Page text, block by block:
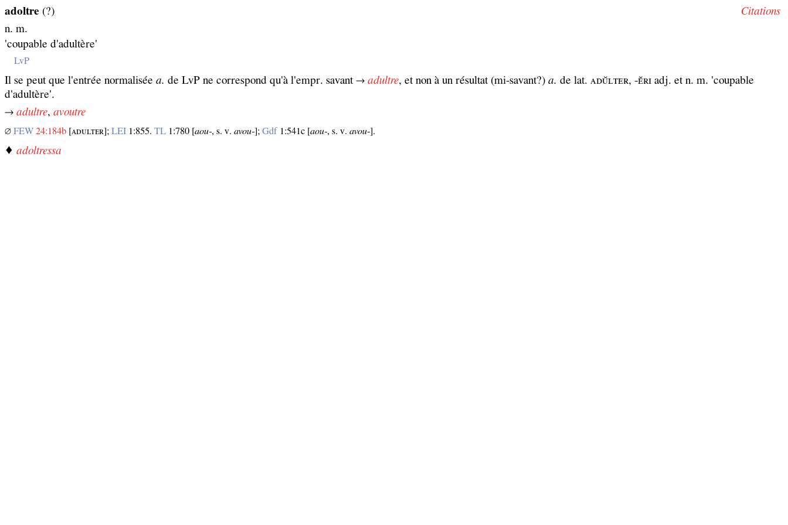
adoltre (?)
Citations
n. m.
'coupable d'adultère'
LvP
Il se peut que l'entrée normalisée a. de LvP ne correspond qu'à l'empr. savant → adultre, et non à un résultat (mi‑savant?) a. de lat. ᴀᴅᴜ̆ʟᴛᴇʀ, -ᴇ̆ʀɪ adj. et n. m. 'coupable
d'adultère'.
→ adultre, avoutre
∅ FEW 24:184b [ᴀᴅᴜʟᴛᴇʀ]; LEI 1:855. TL 1:780 [aou‑, s. v. avou‑]; Gdf 1:541c [aou‑, s. v. avou‑].
♦ adoltressa